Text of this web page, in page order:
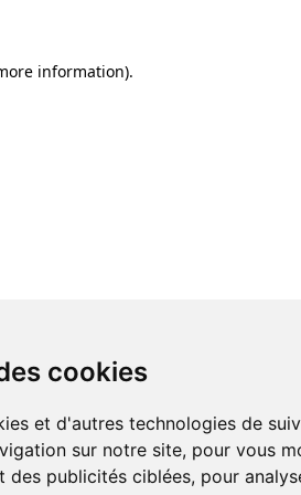
cookies
et d'autres technologies de
sur notre site, pour vous
des publicités ciblées, pour
information).